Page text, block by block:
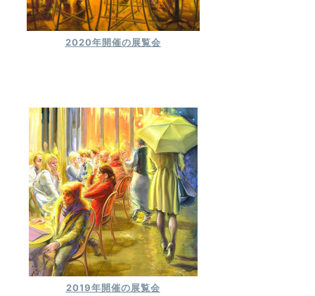
2020年開催の展覧会
2019年開催の展覧会